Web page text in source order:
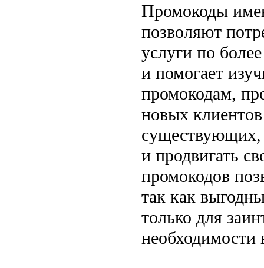
Промокоды
позволяют
услуги по
и помогает
промокодам,
новых
существующих,
и продвигать
промокодов
так как
только для
необходимости